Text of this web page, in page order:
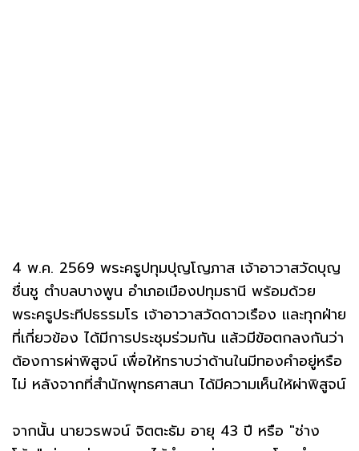
4 พ.ค. 2569 พระครูปทุมปุญโญภาส เจ้าอาวาสวัดบุญ
ชื่นชู ตำบลบางพูน อำเภอเมืองปทุมธานี พร้อมด้วย
พระครูประทีปธรรมโร เจ้าอาวาสวัดดาวเรือง และทุกฝ่าย
ที่เกี่ยวข้อง ได้มีการประชุมร่วมกัน แล้วมีข้อตกลงกันว่า
ต้องการผ่าพิสูจน์ เพื่อให้ทราบว่าด้านในมีทองคำอยู่หรือ
ไม่ หลังจากที่สำนักพุทธศาสนา ได้มีความเห็นให้ผ่าพิสูจน์
จากนั้น นายวรพจน์ จิตตะธัม อายุ 43 ปี หรือ "ช่าง